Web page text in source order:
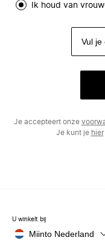
Ik houd van
Je accepteert onze
Je kunt je hier
U winkelt bij
Miinto Nederland